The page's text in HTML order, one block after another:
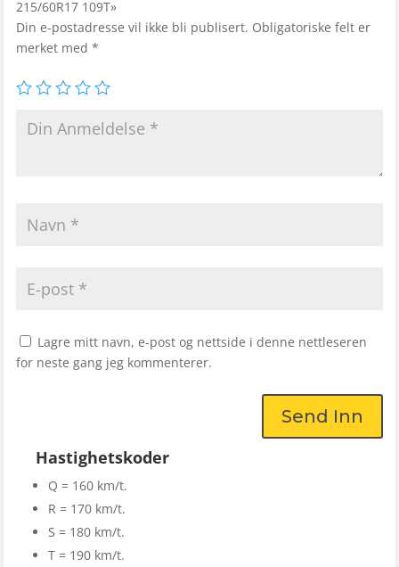
215/60R17 109T»
Din e-postadresse vil ikke bli publisert. Obligatoriske felt er
merket med *
Lagre mitt navn, e-post og nettside i denne nettleseren
for neste gang jeg kommenterer.
Send Inn
Hastighetskoder
Q = 160 km/t.
R = 170 km/t.
S = 180 km/t.
T = 190 km/t.